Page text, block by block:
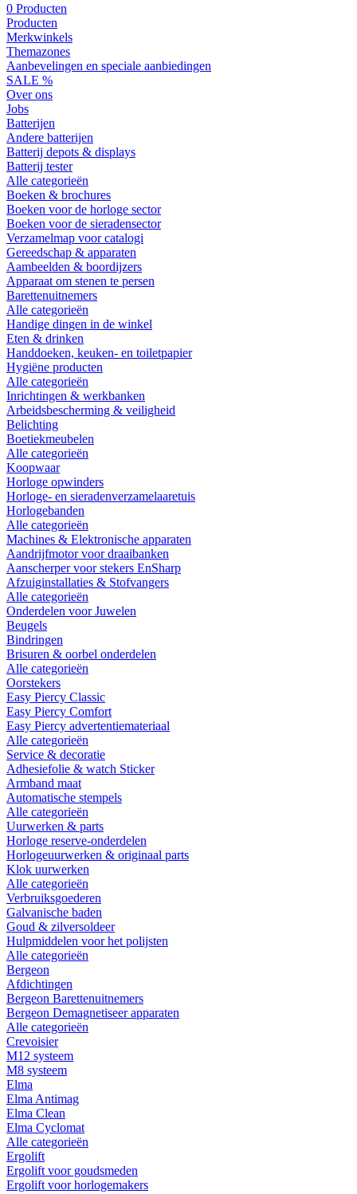
0 Producten
Producten
Merkwinkels
Themazones
Aanbevelingen en speciale aanbiedingen
SALE %
Over ons
Jobs
Batterijen
Andere batterijen
Batterij depots & displays
Batterij tester
Alle categorieën
Boeken & brochures
Boeken voor de horloge sector
Boeken voor de sieradensector
Verzamelmap voor catalogi
Gereedschap & apparaten
Aambeelden & boordijzers
Apparaat om stenen te persen
Barettenuitnemers
Alle categorieën
Handige dingen in de winkel
Eten & drinken
Handdoeken, keuken- en toiletpapier
Hygiëne producten
Alle categorieën
Inrichtingen & werkbanken
Arbeidsbescherming & veiligheid
Belichting
Boetiekmeubelen
Alle categorieën
Koopwaar
Horloge opwinders
Horloge- en sieradenverzamelaaretuis
Horlogebanden
Alle categorieën
Machines & Elektronische apparaten
Aandrijfmotor voor draaibanken
Aanscherper voor stekers EnSharp
Afzuiginstallaties & Stofvangers
Alle categorieën
Onderdelen voor Juwelen
Beugels
Bindringen
Brisuren & oorbel onderdelen
Alle categorieën
Oorstekers
Easy Piercy Classic
Easy Piercy Comfort
Easy Piercy advertentiemateriaal
Alle categorieën
Service & decoratie
Adhesiefolie & watch Sticker
Armband maat
Automatische stempels
Alle categorieën
Uurwerken & parts
Horloge reserve-onderdelen
Horlogeuurwerken & originaal parts
Klok uurwerken
Alle categorieën
Verbruiksgoederen
Galvanische baden
Goud & zilversoldeer
Hulpmiddelen voor het polijsten
Alle categorieën
Bergeon
Afdichtingen
Bergeon Barettenuitnemers
Bergeon Demagnetiseer apparaten
Alle categorieën
Crevoisier
M12 systeem
M8 systeem
Elma
Elma Antimag
Elma Clean
Elma Cyclomat
Alle categorieën
Ergolift
Ergolift voor goudsmeden
Ergolift voor horlogemakers